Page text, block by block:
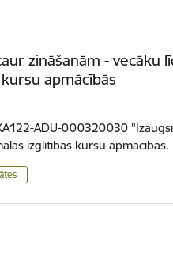
zināšanām - vecāku
apmācībās
ADU-000320030
izglītības kursu